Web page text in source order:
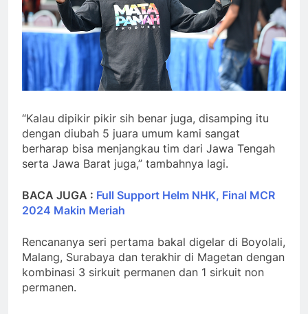
“Kalau dipikir pikir sih benar juga, disamping itu
dengan diubah 5 juara umum kami sangat
berharap bisa menjangkau tim dari Jawa Tengah
serta Jawa Barat juga,” tambahnya lagi.
BACA JUGA : Full Support Helm NHK, Final MCR
2024 Makin Meriah
Rencananya seri pertama bakal digelar di Boyolali,
Malang, Surabaya dan terakhir di Magetan dengan
kombinasi 3 sirkuit permanen dan 1 sirkuit non
permanen.